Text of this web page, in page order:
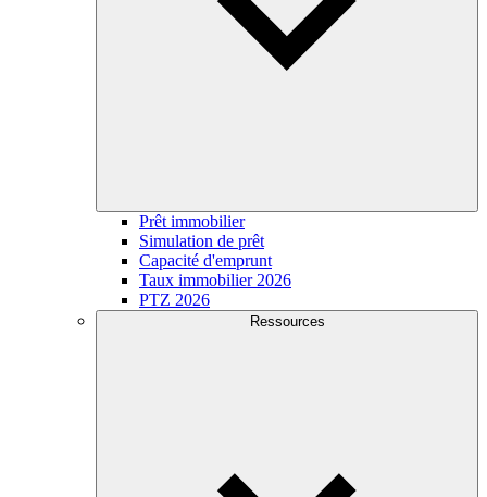
Prêt immobilier
Simulation de prêt
Capacité d'emprunt
Taux immobilier 2026
PTZ 2026
Ressources